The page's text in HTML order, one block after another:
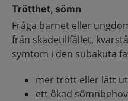
Trötthet, sömn
Fråga barnet eller
från skadetillfället,
symtom i den subakuta
mer trött eller lätt
ett ökad sömnbehov